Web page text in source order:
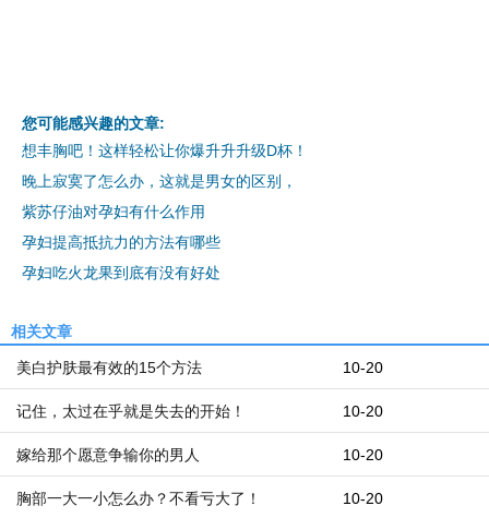
您可能感兴趣的文章:
想丰胸吧！这样轻松让你爆升升升级D杯！
晚上寂寞了怎么办，这就是男女的区别，
紫苏仔油对孕妇有什么作用
孕妇提高抵抗力的方法有哪些
孕妇吃火龙果到底有没有好处
相关文章
10-20
美白护肤最有效的15个方法
10-20
记住，太过在乎就是失去的开始！
10-20
嫁给那个愿意争输你的男人
10-20
胸部一大一小怎么办？不看亏大了！